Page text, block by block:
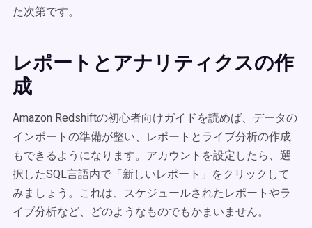
た次第です。
レポートとアナリティクスの作
成
Amazon Redshiftの初心者向けガイドを読めば、データの
インポートの準備が整い、レポートとライブ分析の作成
もできるようになります。アカウントを設定したら、選
択したSQL言語内で「新しいレポート」をクリックして
みましょう。これは、スケジュールされたレポートやラ
イブ分析など、どのようなものでもかまいません。